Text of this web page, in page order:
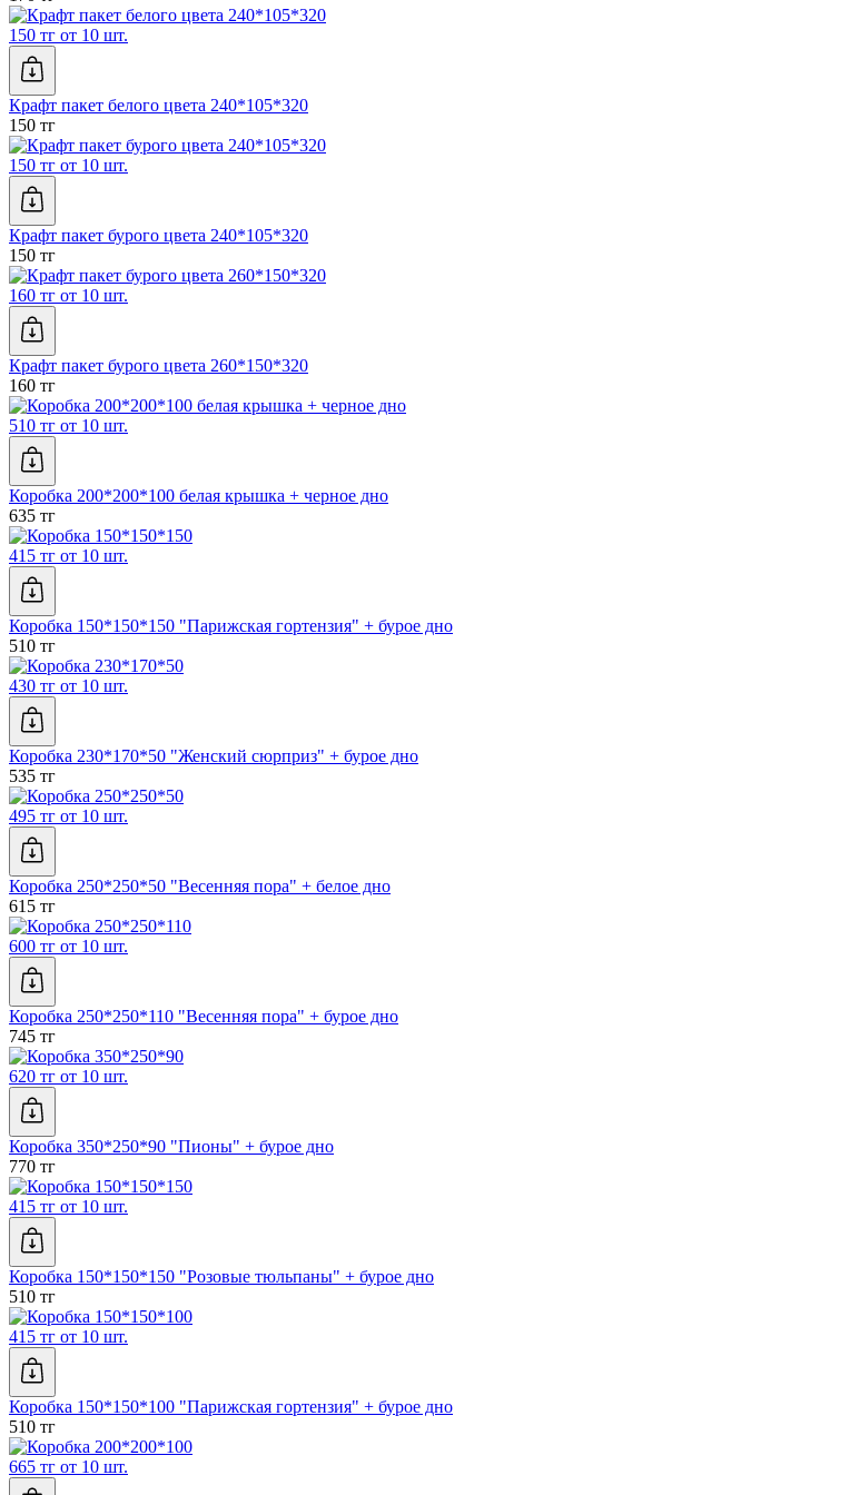
150 тг от 10 шт.
Крафт пакет белого цвета 240*105*320
150 тг
150 тг от 10 шт.
Крафт пакет бурого цвета 240*105*320
150 тг
160 тг от 10 шт.
Крафт пакет бурого цвета 260*150*320
160 тг
510 тг от 10 шт.
Коробка 200*200*100 белая крышка + черное дно
635 тг
415 тг от 10 шт.
Коробка 150*150*150 "Парижская гортензия" + бурое дно
510 тг
430 тг от 10 шт.
Коробка 230*170*50 "Женский сюрприз" + бурое дно
535 тг
495 тг от 10 шт.
Коробка 250*250*50 "Весенняя пора" + белое дно
615 тг
600 тг от 10 шт.
Коробка 250*250*110 "Весенняя пора" + бурое дно
745 тг
620 тг от 10 шт.
Коробка 350*250*90 "Пионы" + бурое дно
770 тг
415 тг от 10 шт.
Коробка 150*150*150 "Розовые тюльпаны" + бурое дно
510 тг
415 тг от 10 шт.
Коробка 150*150*100 "Парижская гортензия" + бурое дно
510 тг
665 тг от 10 шт.